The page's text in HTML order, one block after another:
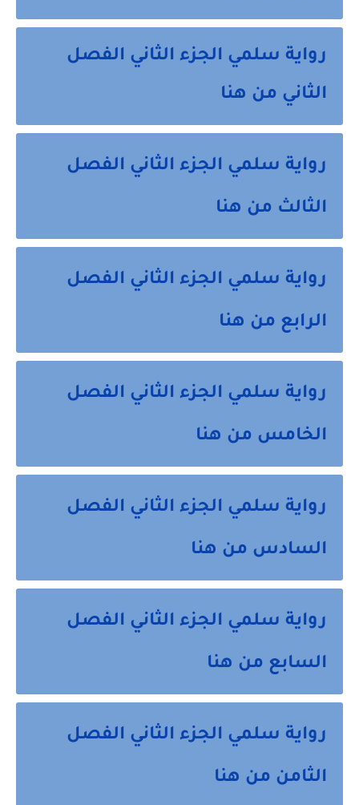
رواية سلمي الجزء الثاني الفصل
الثاني من هنا
رواية سلمي الجزء الثاني الفصل
الثالث من هنا
رواية سلمي الجزء الثاني الفصل
الرابع من هنا
رواية سلمي الجزء الثاني الفصل
الخامس من هنا
رواية سلمي الجزء الثاني الفصل
السادس من هنا
رواية سلمي الجزء الثاني الفصل
السابع من هنا
رواية سلمي الجزء الثاني الفصل
الثامن من هنا